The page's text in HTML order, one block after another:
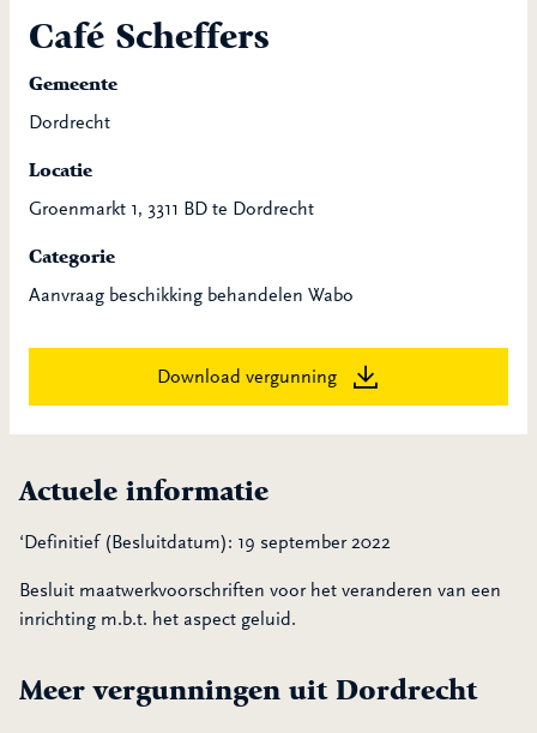
Café Scheffers
Gemeente
Dordrecht
Locatie
Groenmarkt 1, 3311 BD te Dordrecht
Categorie
Aanvraag beschikking behandelen Wabo
Download vergunning
Actuele informatie
‘Definitief (Besluitdatum): 19 september 2022
Besluit maatwerkvoorschriften voor het veranderen van een
inrichting m.b.t. het aspect geluid.
Meer vergunningen uit Dordrecht